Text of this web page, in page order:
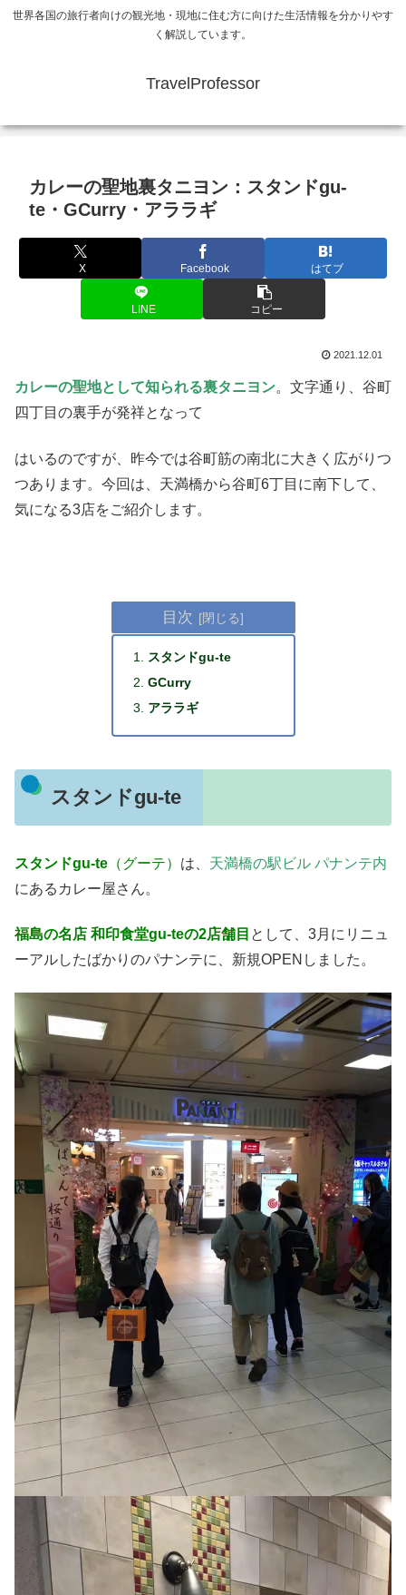
世界各国の旅行者向けの観光地・現地に住む方に向けた生活情報を分かりやす
く解説しています。
TravelProfessor
カレーの聖地裏タニヨン：スタンドgu-
te・GCurry・アララギ
X Facebook はてブ
LINE コピー
2021.12.01
カレーの聖地として知られる裏タニヨン。文字通り、谷町
四丁目の裏手が発祥となって
はいるのですが、昨今では谷町筋の南北に大きく広がりつ
つあります。今回は、天満橋から谷町6丁目に南下して、
気になる3店をご紹介します。
目次
スタンドgu-te
GCurry
アララギ
スタンドgu-te
スタンドgu-te （グーテ） は、 天満橋の駅ビル パナンテ内
にあるカレー屋さん。
福島の名店 和印食堂gu-teの2店舗目 として、3月にリニュ
ーアルしたばかりのパナンテに、新規OPENしました。